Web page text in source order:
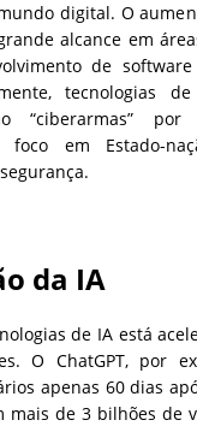
digital. O
alcance em
de
tecnologias
“ciberarmas” por
foco em Estado-
da IA
de IA está
O ChatGPT, por
apenas 60 dias
mais de 3 bilhões de